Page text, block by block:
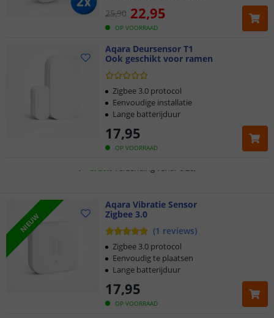
OP VOORRAAD
25,90 22,95
Aqara Deursensor T1
Ook geschikt voor ramen
OP VOORRAAD
17,95
Zigbee 3.0 protocol
Eenvoudige installatie
Lange batterijduur
Klantbeoordeling 9.1
Voor 23:45 uur besteld,morgen in huis
2 jaar garantie
Gratis verzending vanaf € 20,-
Klantbeoordeling 9.1
Voor 23:45 uur besteld,morgen in huis
NIEUW
Aqara Vibratie Sensor
Zigbee 3.0
(1 reviews)
OP VOORRAAD
17,95
Zigbee 3.0 protocol
Eenvoudig te plaatsen
Lange batterijduur